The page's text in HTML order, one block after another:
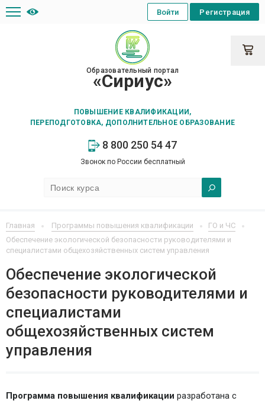
Образовательный портал
«Сириус»
ПОВЫШЕНИЕ КВАЛИФИКАЦИИ,
ПЕРЕПОДГОТОВКА, ДОПОЛНИТЕЛЬНОЕ ОБРАЗОВАНИЕ
8 800 250 54 47
Звонок по России бесплатный
Регистрация
Войти
Главная Программы повышения квалификации
ГО и ЧС
Обеспечение экологической безопасности руководителями и
специалистами общехозяйственных систем управления
Обеспечение экологической
безопасности руководителями и
специалистами
общехозяйственных систем
управления
Программа повышения квалификации разработана с